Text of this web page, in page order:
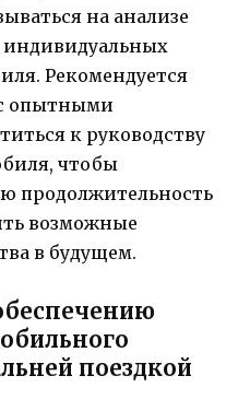
на анализе
Рекомендуется
опытными
к руководству
чтобы
продолжительность
возможные
в будущем.
поездкой